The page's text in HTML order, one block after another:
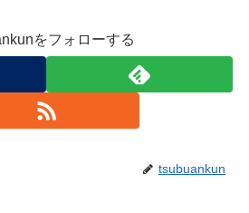
をフォローする
tsubuankun